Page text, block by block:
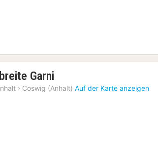
Garni
Nacht
› Coswig (Anhalt) Auf der Karte anzeigen